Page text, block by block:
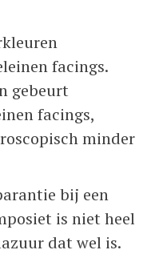
facings.
gebeurt
facings,
minder
bij een
is niet heel
dat wel is.